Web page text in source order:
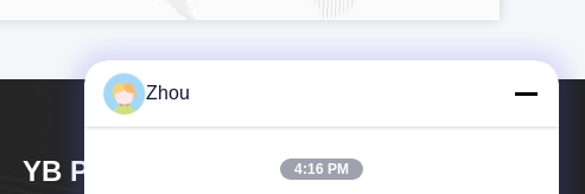
YB Poker Cheat Co., Ltd
Zhou
4:16 PM